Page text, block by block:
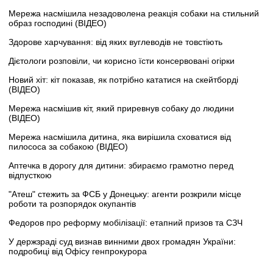
Мережа насмішила незадоволена реакція собаки на стильний
образ господині (ВІДЕО)
Здорове харчування: від яких вуглеводів не товстіють
Дієтологи розповіли, чи корисно їсти консервовані огірки
Новий хіт: кіт показав, як потрібно кататися на скейтборді
(ВІДЕО)
Мережа насмішив кіт, який приревнув собаку до людини
(ВІДЕО)
Мережа насмішила дитина, яка вирішила сховатися від
пилососа за собакою (ВІДЕО)
Аптечка в дорогу для дитини: збираємо грамотно перед
відпусткою
"Атеш" стежить за ФСБ у Донецьку: агенти розкрили місце
роботи та розпорядок окупантів
Федоров про реформу мобілізації: етапний призов та СЗЧ
У держзраді суд визнав винними двох громадян України:
подробиці від Офісу генпрокурора